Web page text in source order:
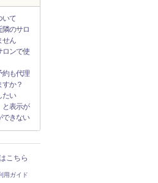
いて
隣のサロ
せん
ロンで使
約も代理
か？
たい
と表示が
できない
こちら
用ガイド